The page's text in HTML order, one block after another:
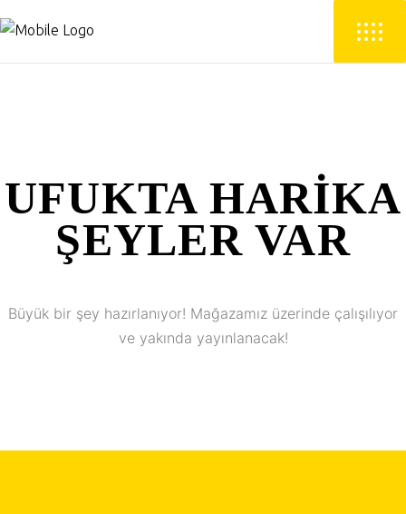
UFUKTA HARIKA
ŞEYLER VAR
Büyük bir şey hazırlanıyor! Mağazamız üzerinde çalışılıyor
ve yakında yayınlanacak!